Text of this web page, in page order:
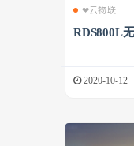
❤云物联
RDS800L
2020-10-12